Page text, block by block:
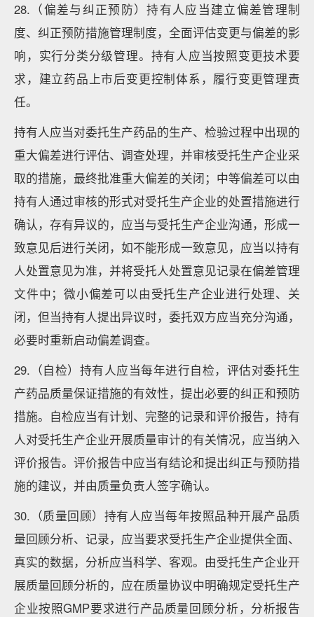
28.（偏差与纠正预防）持有人应当建立偏差管理制
度、纠正预防措施管理制度，全面评估变更与偏差的影
响，实行分类分级管理。持有人应当按照变更技术要
求，建立药品上市后变更控制体系，履行变更管理责
任。
持有人应当对委托生产药品的生产、检验过程中出现的
重大偏差进行评估、调查处理，并审核受托生产企业采
取的措施，最终批准重大偏差的关闭；中等偏差可以由
持有人通过审核的形式对受托生产企业的处置措施进行
确认，存有异议的，应当与受托生产企业沟通，形成一
致意见后进行关闭，如不能形成一致意见，应当以持有
人处置意见为准，并将受托人处置意见记录在偏差管理
文件中；微小偏差可以由受托生产企业进行处理、关
闭，但当持有人提出异议时，委托双方应当充分沟通，
必要时重新启动偏差调查。
29.（自检）持有人应当每年进行自检，评估对委托生
产药品质量保证措施的有效性，提出必要的纠正和预防
措施。自检应当有计划、完整的记录和评价报告，持有
人对受托生产企业开展质量审计的有关情况，应当纳入
评价报告。评价报告中应当有结论和提出纠正与预防措
施的建议，并由质量负责人签字确认。
30.（质量回顾）持有人应当每年按照品种开展产品质
量回顾分析、记录，应当要求受托生产企业提供全面、
真实的数据，分析应当科学、客观。由受托生产企业开
展质量回顾分析的，应在质量协议中明确规定受托生产
企业按照GMP要求进行产品质量回顾分析，分析报告